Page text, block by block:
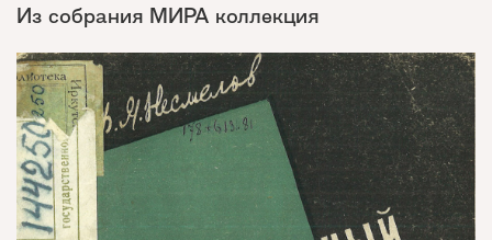
Из собрания МИРА коллекция